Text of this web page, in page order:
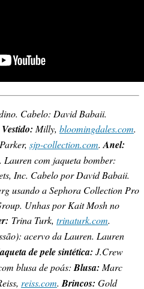
Cabelo: David Babaii.
Vestido: Milly, bloomingdales.com.
sjp-collection.com. Anel:
. Lauren com jaqueta bomber:
Inc. Cabelo por David Babaii.
usando a Sephora Collection Pro
Unhas por Kait Mosh no
Trina Turk, trinaturk.com.
acervo da Lauren. Lauren
de pele sintética: J.Crew
blusa de poás: Blusa: Marc
reiss.com. Brincos: Gold